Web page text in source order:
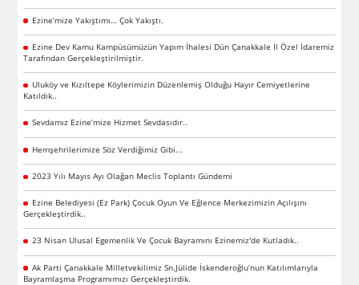
Ezine’mize Yakıştımı… Çok Yakıştı.
Ezine Dev Kamu Kampüsümüzün Yapım İhalesi Dün Çanakkale İl Özel İdaremiz
Tarafından Gerçekleştirilmiştir.
Uluköy ve Kızıltepe Köylerimizin Düzenlemiş Olduğu Hayır Cemiyetlerine
Katıldık..
Sevdamız Ezine’mize Hizmet Sevdasıdır..
Hemşehrilerimize Söz Verdiğimiz Gibi...
2023 Yılı Mayıs Ayı Olağan Meclis Toplantı Gündemi
Ezine Belediyesi (Ez Park) Çocuk Oyun Ve Eğlence Merkezimizin Açılışını
Gerçekleştirdik..
23 Nisan Ulusal Egemenlik Ve Çocuk Bayramını Ezinemiz'de Kutladık..
Ak Parti Çanakkale Milletvekilimiz Sn.Jülide İskenderoğlu’nun Katılımlarıyla
Bayramlaşma Programımızı Gerçekleştirdik.